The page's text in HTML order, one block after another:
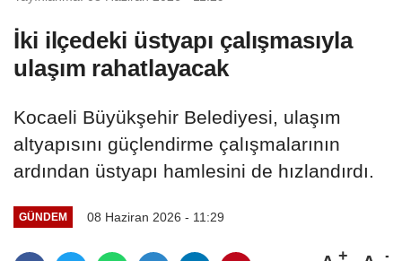
İki ilçedeki üstyapı çalışmasıyla
ulaşım rahatlayacak
Kocaeli Büyükşehir Belediyesi, ulaşım
altyapısını güçlendirme çalışmalarının
ardından üstyapı hamlesini de hızlandırdı.
GÜNDEM 08 Haziran 2026 - 11:29